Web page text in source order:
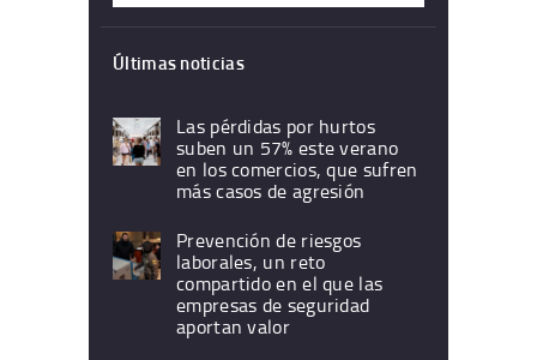
Últimas noticias
Las pérdidas por hurtos
suben un 57% este verano
en los comercios, que sufren
más casos de agresión
Prevención de riesgos
laborales, un reto
compartido en el que las
empresas de seguridad
aportan valor